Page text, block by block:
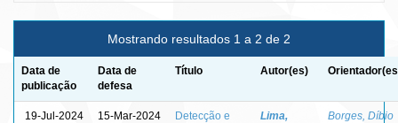
Mostrando resultados 1 a 2 de 2
Data de
publicação
Data de
defesa
Título Autor(es)
19-Jul-2024 15-Mar-2024
Detecção e
Lima,
Borges, Díbio